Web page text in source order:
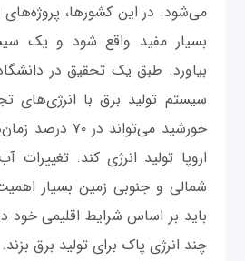
می‌شود. در این کشورها، پروژه‌های
بسیار مفید واقع شود و یک
بیاورد. طبق یک تحقیق در
سیستم تولید برق با انرژی‌های
خورشید می‌تواند
اروپا تولید انرژی کند. تغییرات
شمالی و جنوبی زمین بسیار
باید بر اساس شرایط اقلیمی خود
چند انرژی پاک برای تولید برق بزند.